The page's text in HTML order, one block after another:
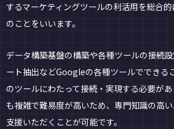
するマーケティングツールの利活用を総合
のことをいいます。
データ構築基盤の構築や各種ツールの接続
ート抽出などGoogleの各種ツールでできる
のツールにわたって接続・実現する必要が
も複雑で難易度が高いため、専門知識の高
支援いただくことが可能です。